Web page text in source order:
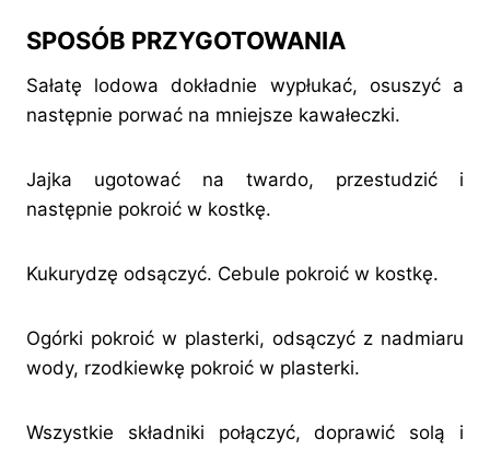
SPOSÓB PRZYGOTOWANIA
Sałatę lodowa dokładnie wypłukać, osuszyć a
następnie porwać na mniejsze kawałeczki.
Jajka ugotować na twardo, przestudzić i
następnie pokroić w kostkę.
Kukurydzę odsączyć. Cebule pokroić w kostkę.
Ogórki pokroić w plasterki, odsączyć z nadmiaru
wody, rzodkiewkę pokroić w plasterki.
Wszystkie składniki połączyć, doprawić solą i